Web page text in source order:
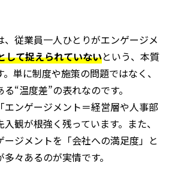
、従業員一人ひとりがエンゲージメ
して捉えられていないという、本質
単に制度や施策の問題ではなく、
“温度差”の表れなのです。
エンゲージメント＝経営層や人事部
観が根強く残っています。また、
ジメントを「会社への満足度」と
々あるのが実情です。